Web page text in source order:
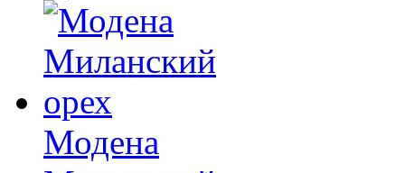
Модена